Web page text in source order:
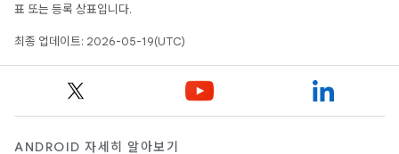
표 또는 등록 상표입니다.
최종 업데이트: 2026-05-19(UTC)
ANDROID 자세히 알아보기